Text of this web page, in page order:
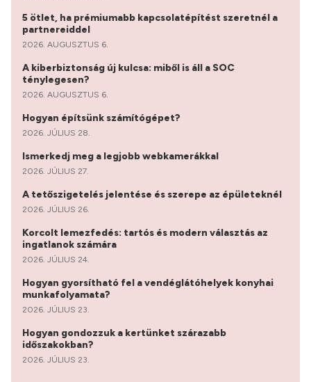
5 ötlet, ha prémiumabb kapcsolatépítést szeretnél a
partnereiddel
2026. AUGUSZTUS 6.
A kiberbiztonság új kulcsa: miből is áll a SOC
ténylegesen?
2026. AUGUSZTUS 6.
Hogyan építsünk számítógépet?
2026. JÚLIUS 28.
Ismerkedj meg a legjobb webkamerákkal
2026. JÚLIUS 27.
A tetőszigetelés jelentése és szerepe az épületeknél
2026. JÚLIUS 26.
Korcolt lemezfedés: tartós és modern választás az
ingatlanok számára
2026. JÚLIUS 24.
Hogyan gyorsítható fel a vendéglátóhelyek konyhai
munkafolyamata?
2026. JÚLIUS 23.
Hogyan gondozzuk a kertünket szárazabb
időszakokban?
2026. JÚLIUS 23.